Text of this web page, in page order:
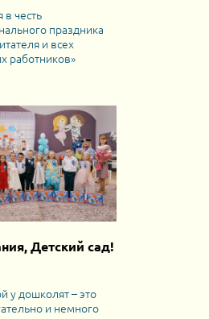
в честь
праздника
и всех
работников»
Детский сад!
у дошколят – это
и немного